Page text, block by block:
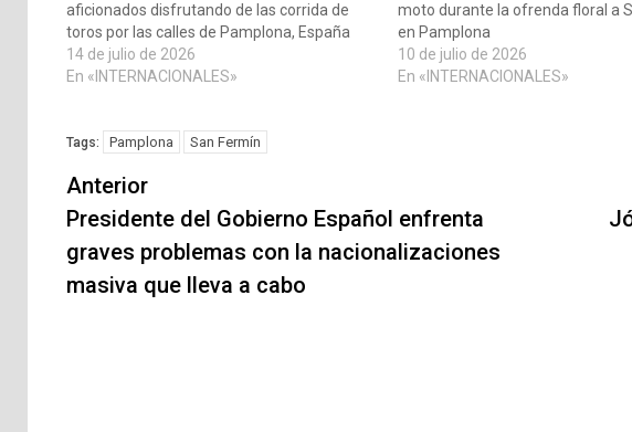
aficionados disfrutando de las corrida de
toros por las calles de Pamplona, España
14 de julio de 2026
En «INTERNACIONALES»
moto durante la ofrenda floral a
en Pamplona
10 de julio de 2026
En «INTERNACIONALES»
Tags: Pamplona San Fermín
Navegación
de
entradas
Anterior
Presidente del Gobierno Español enfrenta
graves problemas con la nacionalizaciones
masiva que lleva a cabo